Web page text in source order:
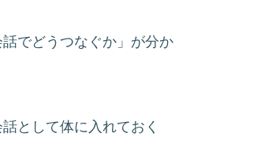
でどうつなぐか」が分か
として体に入れておく